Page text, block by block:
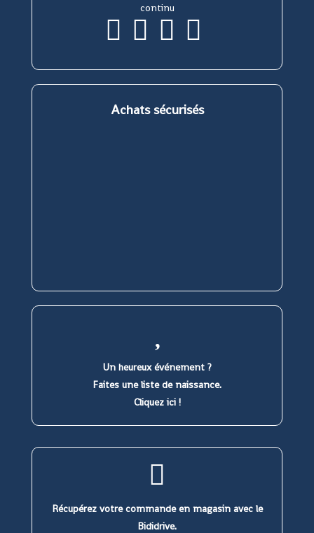
continu
S’ouvre
dans
S’ouvre
dans
S’ouvre
dans
Achats sécurisés
Un heureux événement ?
Faites une liste de naissance.
Cliquez ici !
Récupérez votre commande en magasin avec le
Bididrive.